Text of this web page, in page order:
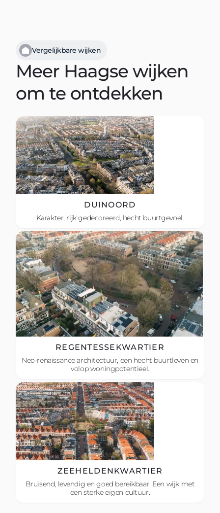
Vergelijkbare wijken
Meer Haagse wijken
om te ontdekken
DUINOORD
Karakter, rijk gedecoreerd, hecht buurtgevoel.
REGENTESSEKWARTIER
Neo-renaissance architectuur, een hecht buurtleven en
volop woningpotentieel.
ZEEHELDENKWARTIER
Bruisend, levendig en goed bereikbaar. Een wijk met
een sterke eigen cultuur.